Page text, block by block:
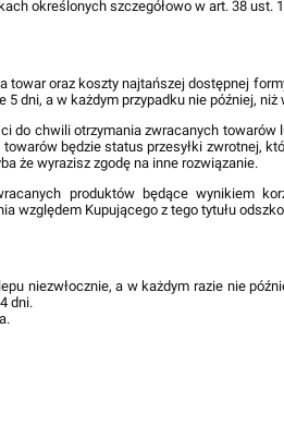
określonych szczegółowo w art. 38 ust.
towar oraz koszty najtańszej dostępnej
dni, a w każdym przypadku nie później,
do chwili otrzymania zwracanych
będzie status przesyłki zwrotnej,
że wyrazisz zgodę na inne rozwiązanie.
produktów będące wynikiem
względem Kupującego z tego tytułu
niezwłocznie, a w każdym razie nie
dni.